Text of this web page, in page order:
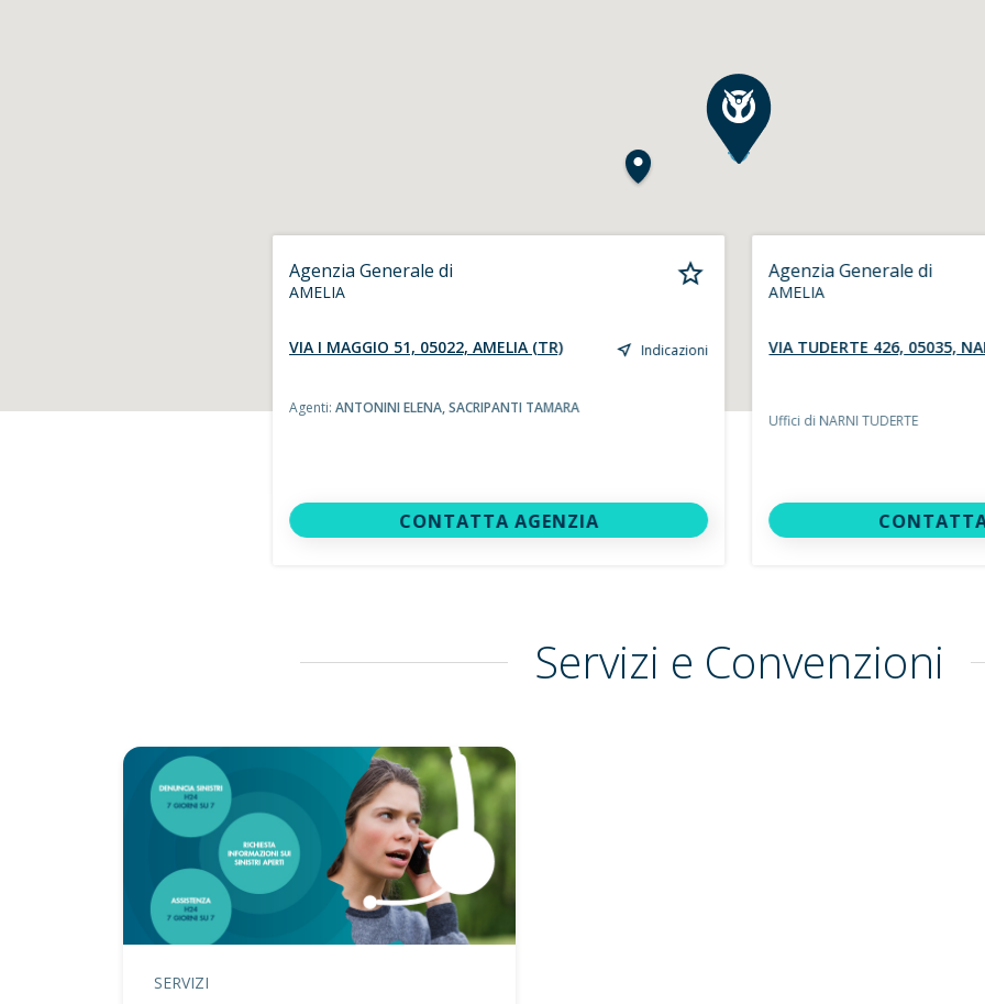
Agenzia Generale di
AMELIA
VIA I MAGGIO 51, 05022, AMELIA (TR) Indicazioni
Agenti:ANTONINI ELENA,SACRIPANTI TAMARA
CONTATTA AGENZIA
Agenzia Generale di
AMELIA
VIA TUDERTE 426, 05035,
Uffici di NARNI TUDERTE
Servizi e Convenzioni
SERVIZI